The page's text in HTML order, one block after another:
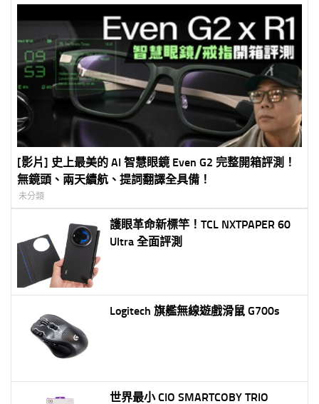
[影片] 史上最美的 AI 智慧眼鏡 Even G2 完整開箱評測！
無鏡頭、兩天續航、提詞翻譯全具備！
未分類
護眼革命新標竿！TCL NXTPAPER 60
Ultra 全面評測
Logitech 旗艦無線遊戲滑鼠 G700s
世界最小 CIO SMARTCOBY TRIO